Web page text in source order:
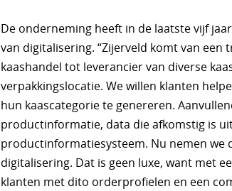
De onderneming heeft in de laatste vijf
van digitalisering. “Zijerveld komt van
kaashandel tot leverancier van diverse
verpakkingslocatie. We willen klanten
hun kaascategorie te genereren.
productinformatie, data die afkomstig is uit
productinformatiesysteem. Nu nemen we
digitalisering. Dat is geen luxe, want met
klanten met dito orderprofielen en een